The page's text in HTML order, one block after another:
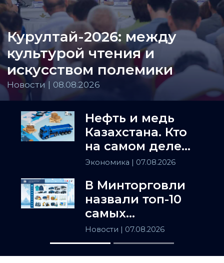
Курултай-2026: между
культурой чтения и
искусством полемики
Новости | 08.08.2026
Нефть и медь
Казахстана. Кто
на самом деле
держит
Азию
Экономика | 07.08.2026
В Минторговли
назвали топ-10
самых
популярных
товаров в
Казахстане
Новости | 07.08.2026